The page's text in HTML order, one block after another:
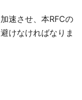
速させ、本RFCの
けなければなりま